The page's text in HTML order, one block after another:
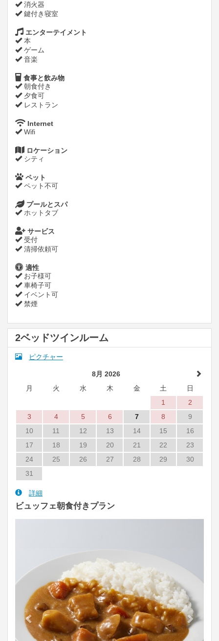
消火器
鍵付き寝室
エンターテイメント
本
ゲーム
音楽
食事と飲み物
朝食付き
夕食可
レストラン
Internet
Wifi
ロケーション
シティ
ペット
ペット不可
プールとスパ
ホットタブ
サービス
受付
清掃依頼可
適性
お子様可
車椅子可
イベント可
禁煙
2ベッドツインルーム
ピクチャー
8月 2026
月
火 水 木 金 土
日
1
2
3
4 5 6 7 8
9
10
11 12 13 14 15
16
17
18 19 20 21 22
23
24
25 26 27 28 29
30
31
詳細
ビュッフェ朝食付きプラン